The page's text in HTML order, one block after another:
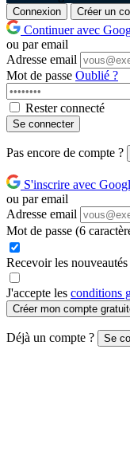
Connexion Créer un
Continuer avec
ou par email
Adresse email
Mot de passe Oublié ?
Rester connecté
Se connecter
Pas encore de compte ?
S'inscrire avec
ou par email
Adresse email
Mot de passe (6
Recevoir les
J'accepte les conditions
Créer mon compte
Déjà un compte ? Se